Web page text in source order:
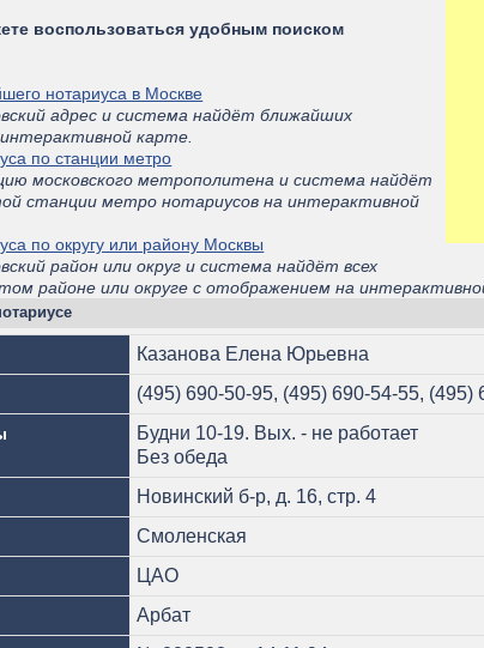
воспользоваться удобным поиском
нотариуса в Москве
адрес и система найдёт ближайших
карте.
по станции метро
московского метрополитена и система найдёт
станции метро нотариусов на интерактивной
по округу или району Москвы
район или округ и система найдёт всех
районе или округе с отображением на
Казанова Елена Юрьевна
(495) 690-50-95, (495) 690-54-55, (495)
Будни 10-19. Вых. - не работает
Без обеда
Новинский б-р, д. 16, стр. 4
Смоленская
ЦАО
Арбат